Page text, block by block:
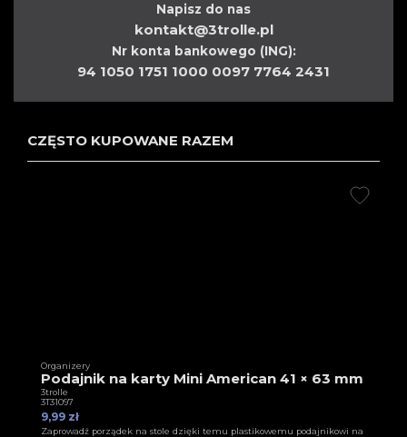
Napisz do nas
kontakt@3trolle.pl
Nr konta bankowego (ING):
94 1050 1751 1000 0097 7764 2431
CZĘSTO KUPOWANE RAZEM
Organizery
Podajnik na karty Mini American 41 × 63 mm
3trolle
3T31097
9,99 zł
Zaprowadź porządek na stole dzięki temu plastikowemu podajnikowi na